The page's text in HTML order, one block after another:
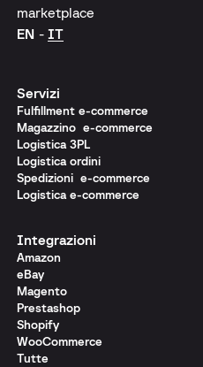
marketplace
EN
IT
Servizi
Fulfillment e-commerce
Magazzino e-commerce
Logistica 3PL
Logistica ordini
Spedizioni e-commerce
Logistica e-commerce
Integrazioni
Amazon
eBay
Magento
Prestashop
Shopify
WooCommerce
Tutte